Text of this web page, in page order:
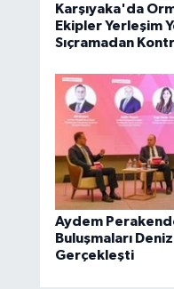
Karşıyaka'da
Ekipler Yerleşim
Sıçramadan
Aydem
Buluşmaları
Gerçekleşti